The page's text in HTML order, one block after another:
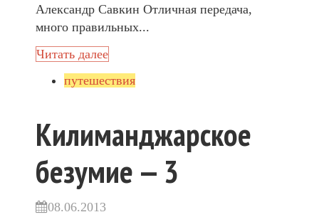
Александр Савкин Отличная передача,
много правильных...
Читать далее
путешествия
Килиманджарское
безумие — 3
08.06.2013